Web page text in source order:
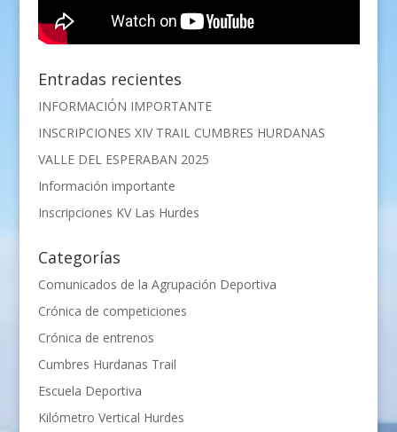
Entradas recientes
INFORMACIÓN IMPORTANTE
INSCRIPCIONES XIV TRAIL CUMBRES HURDANAS
VALLE DEL ESPERABAN 2025
Información importante
Inscripciones KV Las Hurdes
Categorías
Comunicados de la Agrupación Deportiva
Crónica de competiciones
Crónica de entrenos
Cumbres Hurdanas Trail
Escuela Deportiva
Kilómetro Vertical Hurdes